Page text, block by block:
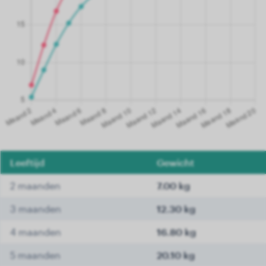
Leeftijd Gewicht
2 maanden 7.00 kg
3 maanden 12.30 kg
4 maanden 16.80 kg
5 maanden 20.10 kg